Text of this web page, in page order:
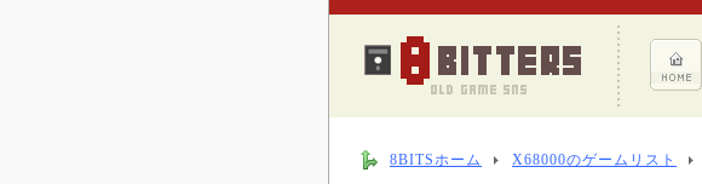
8BITSホーム X68000のゲームリスト